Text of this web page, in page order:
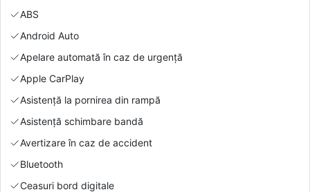
ABS
Android Auto
Apelare automată în caz de urgență
Apple CarPlay
Asistență la pornirea din rampă
Asistență schimbare bandă
Avertizare în caz de accident
Bluetooth
Ceasuri bord digitale